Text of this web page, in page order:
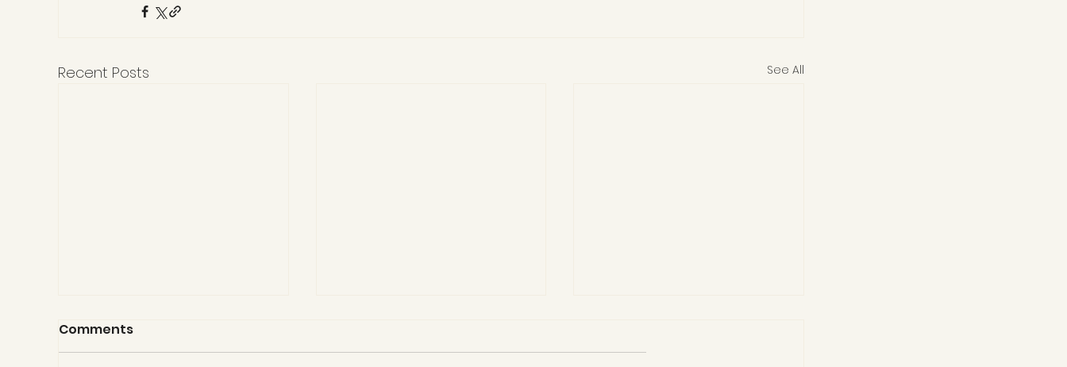
Recent Posts See All
Comments